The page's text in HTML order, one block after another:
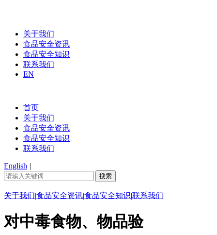
关于我们
食品安全资讯
食品安全知识
联系我们
EN
首页
关于我们
食品安全资讯
食品安全知识
联系我们
English |
关于我们|食品安全资讯|食品安全知识|联系我们|
对中毒食物、物品验